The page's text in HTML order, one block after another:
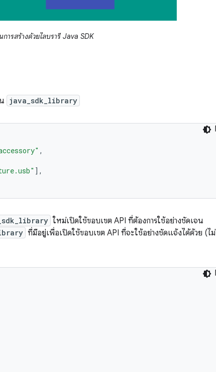
ารสร้างด้วยไลบรารี Java SDK
java_sdk_library
,
] ,
ใหม่เปิดใช้ขอบเขต API ที่ต้องการใช้อย่างชัดเจน
ที่มีอยู่เพื่อเปิดใช้ขอบเขต API ที่จะใช้อย่างชัดแจ้งได้ด้วย (ไม่